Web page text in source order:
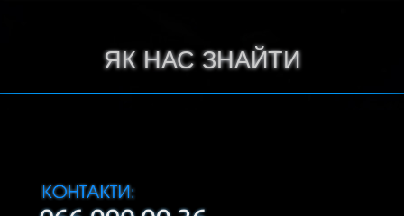
ЯК НАС ЗНАЙТИ